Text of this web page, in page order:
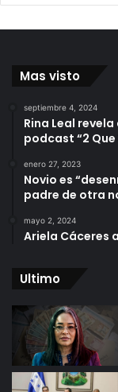
Mas visto
septiembre 4, 2024
Rina Leal
podcast “2 Que
enero 27, 2023
Novio es
padre de otra
mayo 2, 2024
Ariela Cáceres
Ultimo